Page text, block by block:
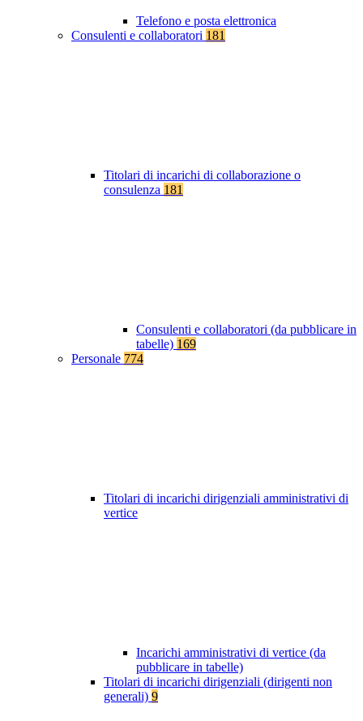
Telefono e posta elettronica
Consulenti e collaboratori 181
Titolari di incarichi di collaborazione o
consulenza 181
Consulenti e collaboratori (da pubblicare in
tabelle) 169
Personale 774
Titolari di incarichi dirigenziali amministrativi di
vertice
Incarichi amministrativi di vertice (da
pubblicare in tabelle)
Titolari di incarichi dirigenziali (dirigenti non
generali) 9